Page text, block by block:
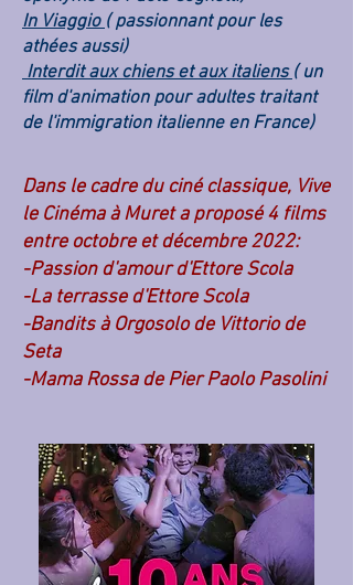
In Viaggio( passionnant pour les
athées aussi)
Interdit aux chiens et aux italiens( un
film d'animation pour adultes traitant
de l'immigration italienne en France)
Dans le cadre du ciné classique, Vive
le Cinéma à Muret a proposé 4 films
entre octobre et décembre 2022:
-Passion d'amour d'Ettore Scola
-La terrasse d'Ettore Scola
-Bandits à Orgosolo de Vittorio de
Seta
-Mama Rossa de Pier Paolo Pasolini